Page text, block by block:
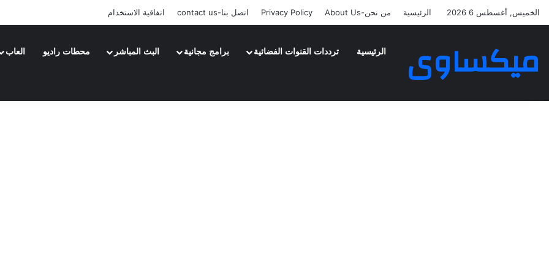
الخميس, أغسطس 6 2026 الرئيسية من نحن-About Us Privacy Policy اتصل بنا-contact us اتفاقية الاستخدام
ميكساوى الرئيسية ترددات القنوات الفضائية برامج مجانية البث المباشر محطات راديو العاب